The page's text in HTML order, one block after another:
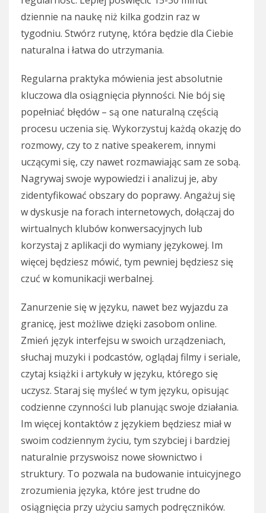
dziennie na naukę niż kilka godzin raz w
tygodniu. Stwórz rutynę, która będzie dla Ciebie
naturalna i łatwa do utrzymania.
Regularna praktyka mówienia jest absolutnie
kluczowa dla osiągnięcia płynności. Nie bój się
popełniać błędów – są one naturalną częścią
procesu uczenia się. Wykorzystuj każdą okazję do
rozmowy, czy to z native speakerem, innymi
uczącymi się, czy nawet rozmawiając sam ze sobą.
Nagrywaj swoje wypowiedzi i analizuj je, aby
zidentyfikować obszary do poprawy. Angażuj się
w dyskusje na forach internetowych, dołączaj do
wirtualnych klubów konwersacyjnych lub
korzystaj z aplikacji do wymiany językowej. Im
więcej będziesz mówić, tym pewniej będziesz się
czuć w komunikacji werbalnej.
Zanurzenie się w języku, nawet bez wyjazdu za
granicę, jest możliwe dzięki zasobom online.
Zmień język interfejsu w swoich urządzeniach,
słuchaj muzyki i podcastów, oglądaj filmy i seriale,
czytaj książki i artykuły w języku, którego się
uczysz. Staraj się myśleć w tym języku, opisując
codzienne czynności lub planując swoje działania.
Im więcej kontaktów z językiem będziesz miał w
swoim codziennym życiu, tym szybciej i bardziej
naturalnie przyswoisz nowe słownictwo i
struktury. To pozwala na budowanie intuicyjnego
zrozumienia języka, które jest trudne do
osiągnięcia przy użyciu samych podręczników.